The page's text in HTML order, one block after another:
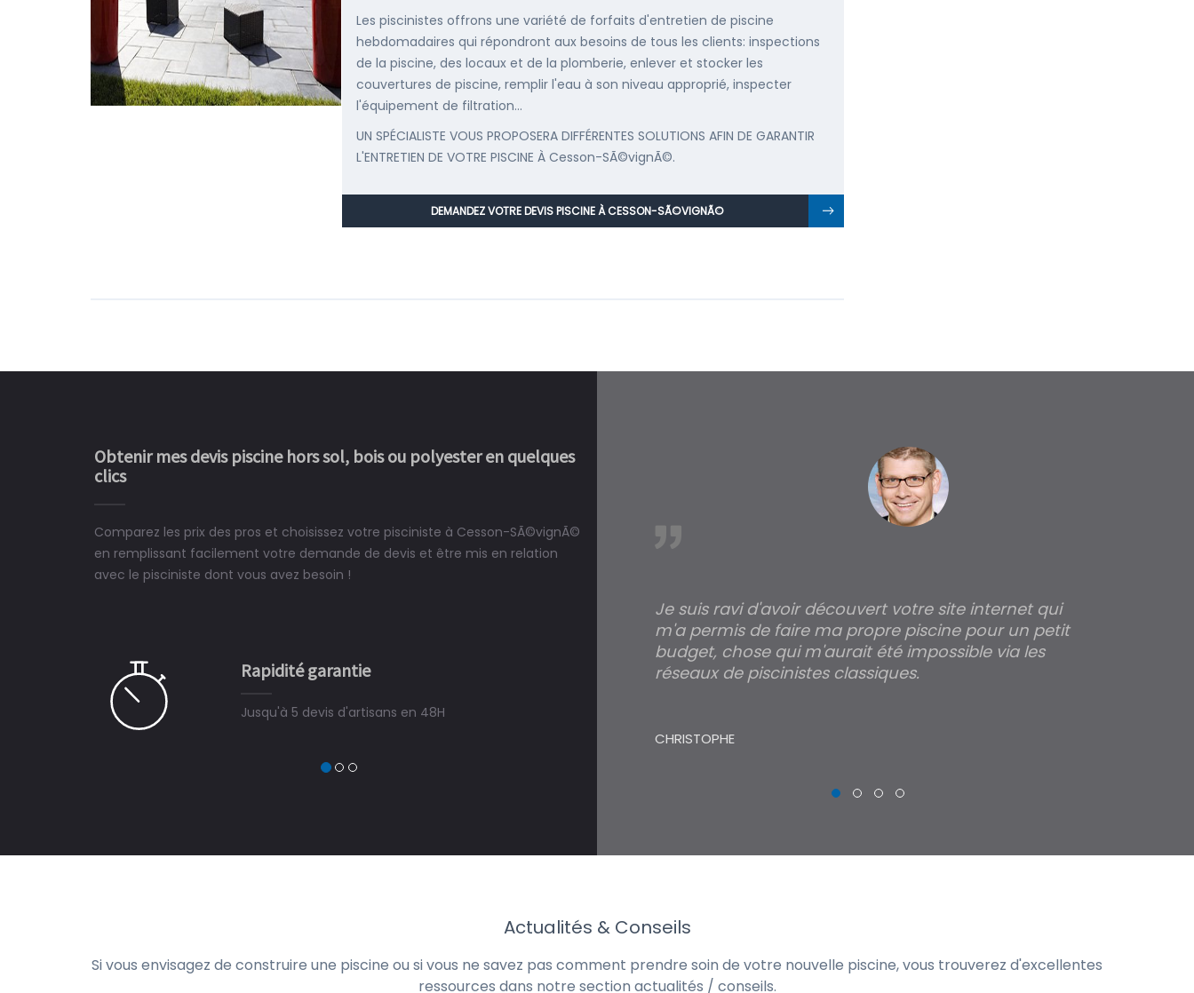
Les piscinistes offrons une variété de forfaits d'entretien de piscine
hebdomadaires qui répondront aux besoins de tous les clients: inspections
de la piscine, des locaux et de la plomberie, enlever et stocker les
couvertures de piscine, remplir l'eau à son niveau approprié, inspecter
l'équipement de filtration...
UN SPÉCIALISTE VOUS PROPOSERA DIFFÉRENTES SOLUTIONS AFIN DE GARANTIR
L'ENTRETIEN DE VOTRE PISCINE À Cesson-SÃ©vignÃ©.
DEMANDEZ VOTRE DEVIS PISCINE À CESSON-SÃ©VIGNÃ©
Obtenir mes devis piscine hors sol, bois ou polyester en quelques
clics
Comparez les prix des pros et choisissez votre pisciniste à Cesson-SÃ©vignÃ©
en remplissant facilement votre demande de devis et être mis en relation
avec le pisciniste dont vous avez besoin !
Rapidité garantie
Jusqu'à 5 devis d'artisans en 48H
ne peut plus s'en passer.
Le rêve devient enfin réalité, une piscine est bien
construit chez moi.
Je suis ravi d'avoir découvert votre site internet qui
m'a permis de faire ma propre piscine pour un petit
budget, chose qui m'aurait été impossible via les
réseaux de piscinistes classiques.
CHRISTOPHE
Actualités & Conseils
Si vous envisagez de construire une piscine ou si vous ne savez pas comment prendre soin de votre nouvelle piscine, vous trouverez d'excellentes
ressources dans notre section actualités / conseils.